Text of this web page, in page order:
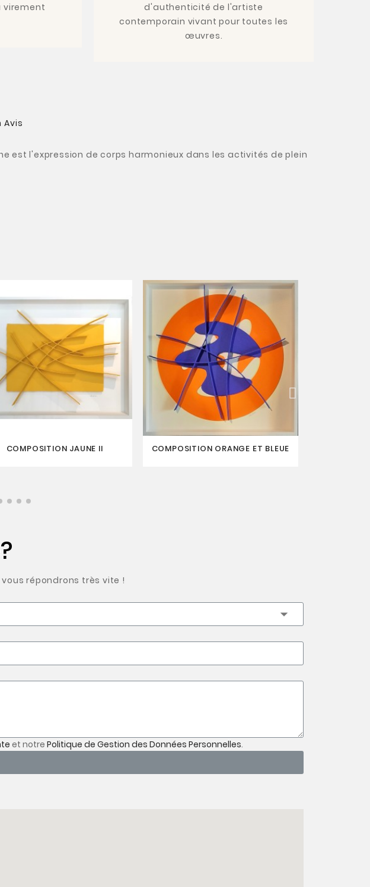
virement
d'authenticité de l'artiste
contemporain vivant pour toutes les
œuvres.
Avis
est l'expression de corps harmonieux dans les activités de plein
COMPOSITION JAUNE II COMPOSITION ORANGE ET BLEUE
répondrons très vite !
et notre Politique de Gestion des Données Personnelles.